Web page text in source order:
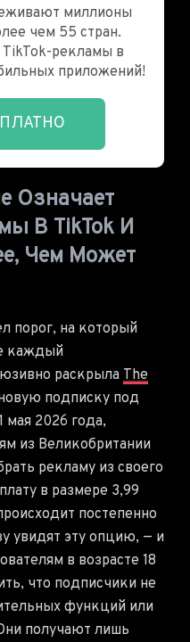
миллионы
чем 55 стран.
рекламы в
приложений!
Означает
В TikTok И
Чем Может
порог, на который
каждый
раскрыла The
подписку под
мая 2026 года,
из Великобритании
рекламу из своего
в размере 3,99
постепенно
увидят эту опцию, — и
в возрасте 18
что подписчики не
функций или
получают лишь